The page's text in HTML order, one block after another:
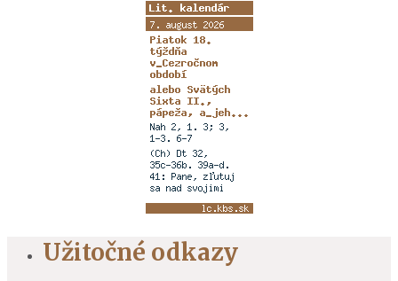
Užitočné odkazy